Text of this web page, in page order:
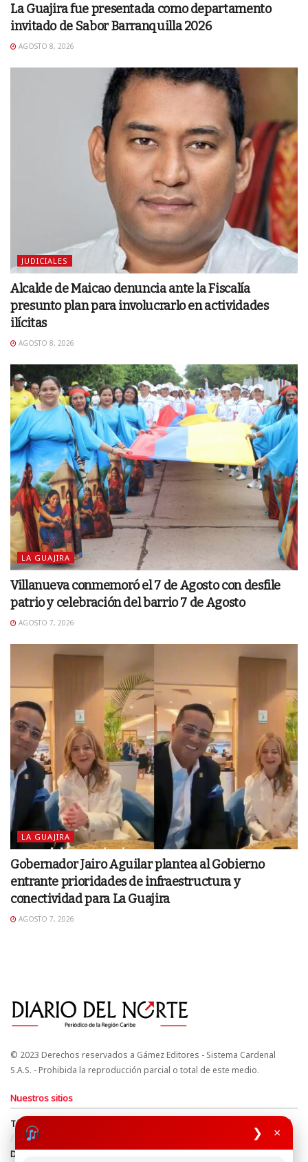
❯ ×
La Guajira fue presentada como departamento
invitado de Sabor Barranquilla 2026
AGOSTO 8, 2026
JUDICIALES
Alcalde de Maicao denuncia ante la Fiscalía
presunto plan para involucrarlo en actividades
ilícitas
AGOSTO 8, 2026
LA GUAJIRA
Villanueva conmemoró el 7 de Agosto con desfile
patrio y celebración del barrio 7 de Agosto
AGOSTO 7, 2026
LA GUAJIRA
Gobernador Jairo Aguilar plantea al Gobierno
entrante prioridades de infraestructura y
conectividad para La Guajira
AGOSTO 7, 2026
© 2023 Derechos reservados a Gámez Editores - Sistema Cardenal
S.A.S. - Prohibida la reproducción parcial o total de este medio.
Nuestros sitios
Términos y Condiciones
Derechos de Autor y Propiedad Intelectual
Política de uso de cookies
Política de Tratamiento de Datos
Directrices Editoriales